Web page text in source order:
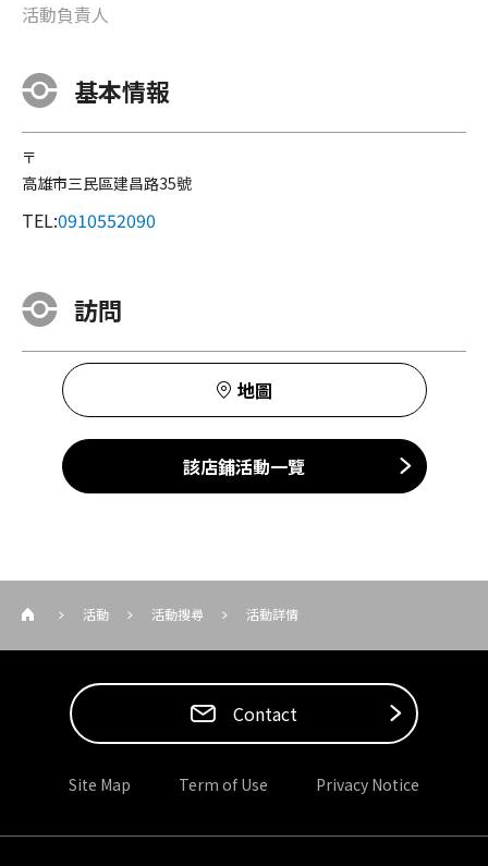
活動負責人
基本情報
〒
高雄市三民區建昌路35號
TEL:0910552090
訪問
地圖
該店鋪活動一覽
活動 活動搜尋 活動詳情
Contact
Site Map Term of Use Privacy Notice